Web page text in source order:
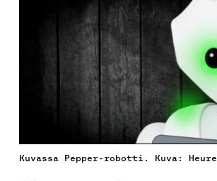
Kuvassa Pepper-robotti. Kuva: